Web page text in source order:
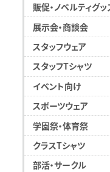
販促・ノベルティグ
展示会・商談会
スタッフウェア
スタッフTシャツ
イベント向け
スポーツウェア
学園祭・体育祭
クラスTシャツ
部活・サークル